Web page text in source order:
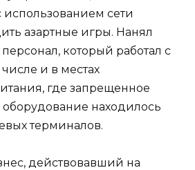
сети
азартные игры. Нанял
который работал с
и в местах
где запрещенное
находилось
терминалов.
действовавший на